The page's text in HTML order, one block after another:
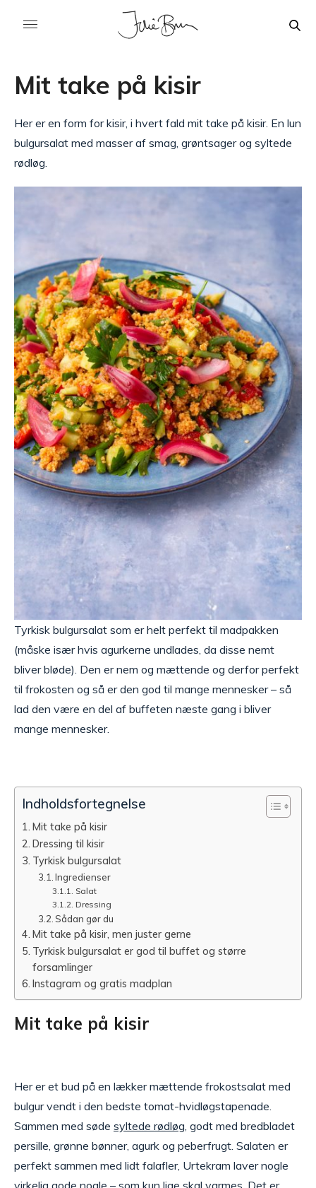
Mit take på kisir
Her er en form for kisir, i hvert fald mit take på kisir. En lun
bulgursalat med masser af smag, grøntsager og syltede
rødløg.
Tyrkisk bulgursalat som er helt perfekt til madpakken
(måske især hvis agurkerne undlades, da disse nemt
bliver bløde). Den er nem og mættende og derfor perfekt
til frokosten og så er den god til mange mennesker – så
lad den være en del af buffeten næste gang i bliver
mange mennesker.
Indholdsfortegnelse
Mit take på kisir
Dressing til kisir
Tyrkisk bulgursalat
Ingredienser
Salat
Dressing
Sådan gør du
Mit take på kisir, men juster gerne
Tyrkisk bulgursalat er god til buffet og større
forsamlinger
Instagram og gratis madplan
Mit take på kisir
Her er et bud på en lækker mættende frokostsalat med
bulgur vendt i den bedste tomat-hvidløgstapenade.
Sammen med søde syltede rødløg , godt med bredbladet
persille, grønne bønner, agurk og peberfrugt. Salaten er
perfekt sammen med lidt falafler, Urtekram laver nogle
virkelig gode nogle – som kun lige skal varmes. Det er